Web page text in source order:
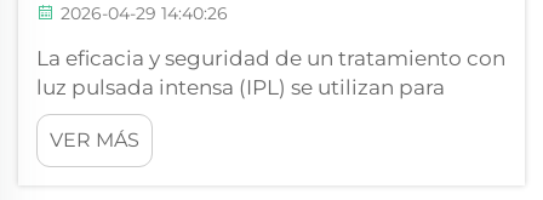
2026-04-29 14:40:26
La eficacia y seguridad de un tratamiento con
luz pulsada intensa (IPL) se utilizan para
determinar el éxito en medicina estética; en
Lumi Photoelectric Technology Co. Ltd.
diseñamos nuestras lámparas IPL y lámparas
VER MÁS